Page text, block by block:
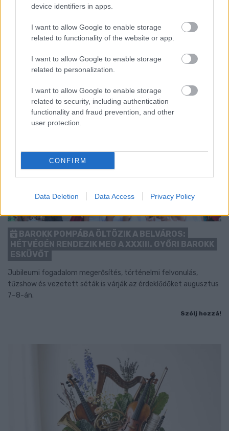
device identifiers in apps.
I want to allow Google to enable storage
related to functionality of the website or app.
I want to allow Google to enable storage
related to personalization.
I want to allow Google to enable storage
related to security, including authentication
functionality and fraud prevention, and other
user protection.
CONFIRM
Data Deletion Data Access Privacy Policy
Az energiaellátás tehermentesítése érdekében másfél órával
kezdését.
BAROKK POMPÁBA ÖLTÖZIK A BELVÁROS:
HÉTVÉGÉN RENDEZIK MEG A XXXIII. GYŐRI BAROKK
ESKÜVŐT
Jubileumi fogadalom megerősítés, történelmi felvonulás,
tűzshow és vezetett séták is várják az érdeklődőket augusztus
7–8-án.
Szólj hozzá!